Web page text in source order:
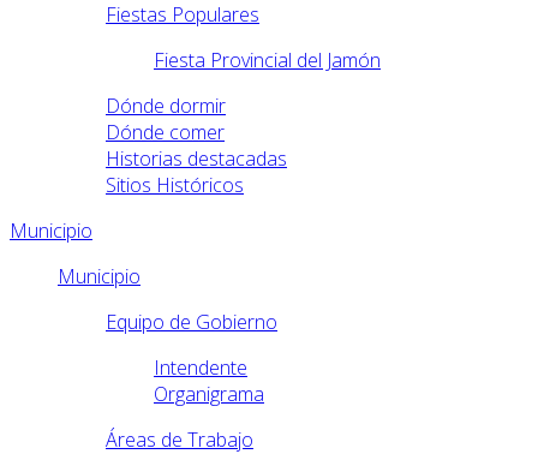
Fiestas Populares
Fiesta Provincial del Jamón
Dónde dormir
Dónde comer
Historias destacadas
Sitios Históricos
Municipio
Municipio
Equipo de Gobierno
Intendente
Organigrama
Áreas de Trabajo